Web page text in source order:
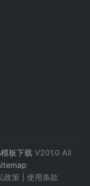
板下载 V201.0 All
政策 使用条款